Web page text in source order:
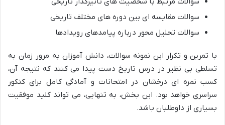
سوالات مقایسه ای بین دوره های مختلف تاریخی
سوالات تحلیل محور درباره پیامدهای رویدادها
با تمرین و تکرار این نمونه سوالات، دانش آموزان به مرور زمان به
تسلطی بی نظیر در درس تاریخ دست پیدا می کنند که نتیجه آن،
کسب نمره ای درخشان در امتحانات و آمادگی کامل برای کنکور
سراسری خواهد بود. این بخش، به تنهایی، می تواند کلید موفقیت
بسیاری از داوطلبان باشد.